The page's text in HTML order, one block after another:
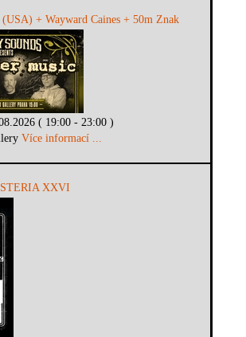
+ Wayward Caines + 50m Znak
( 19:00 - 23:00 )
Více informací ...
XXVI